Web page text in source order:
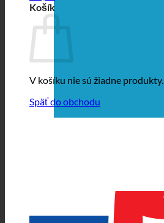
Košík
V košíku nie sú žiadne produkty.
Späť do obchodu